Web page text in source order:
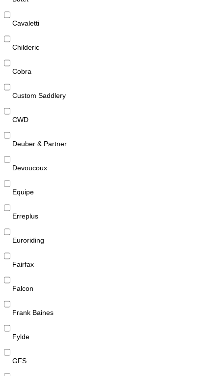
Cavaletti
Childeric
Cobra
Custom Saddlery
CWD
Deuber & Partner
Devoucoux
Equipe
Erreplus
Euroriding
Fairfax
Falcon
Frank Baines
Fylde
GFS